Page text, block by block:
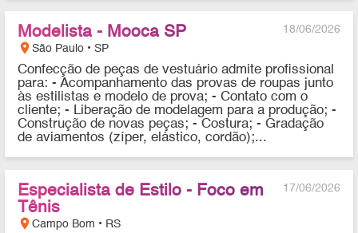
18/06/2026
Modelista - Mooca SP
location_onSão Paulo • SP
Confecção de peças de vestuário admite profissional
para: - Acompanhamento das provas de roupas junto
às estilistas e modelo de prova; - Contato com o
cliente; - Liberação de modelagem para a produção; -
Construção de novas peças; - Costura; - Gradação
de aviamentos (zíper, elástico, cordão);...
17/06/2026
Especialista de Estilo - Foco em
Tênis
location_onCampo Bom • RS